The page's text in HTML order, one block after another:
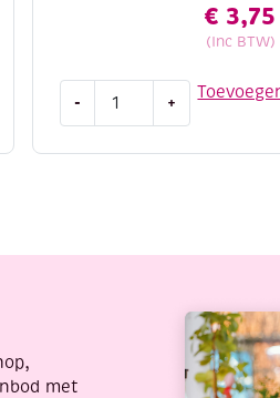
€ 3,75
(Inc BTW)
-
aantal
+
met